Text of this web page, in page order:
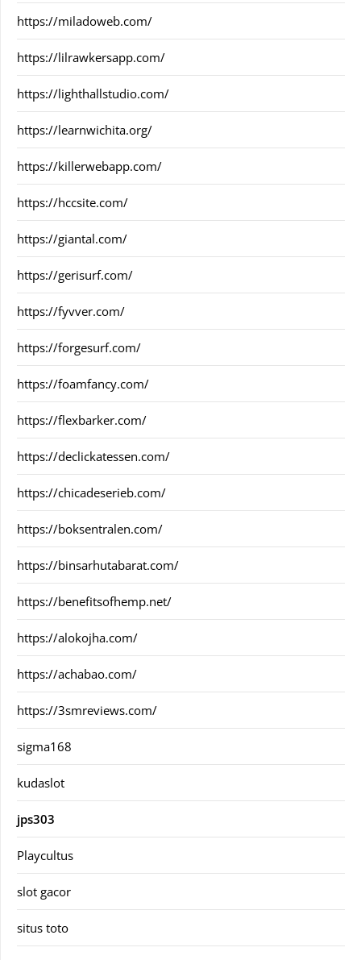
https://miladoweb.com/
https://lilrawkersapp.com/
https://lighthallstudio.com/
https://learnwichita.org/
https://killerwebapp.com/
https://hccsite.com/
https://giantal.com/
https://gerisurf.com/
https://fyvver.com/
https://forgesurf.com/
https://foamfancy.com/
https://flexbarker.com/
https://declickatessen.com/
https://chicadeserieb.com/
https://boksentralen.com/
https://binsarhutabarat.com/
https://benefitsofhemp.net/
https://alokojha.com/
https://achabao.com/
https://3smreviews.com/
sigma168
kudaslot
jps303
Playcultus
slot gacor
situs toto